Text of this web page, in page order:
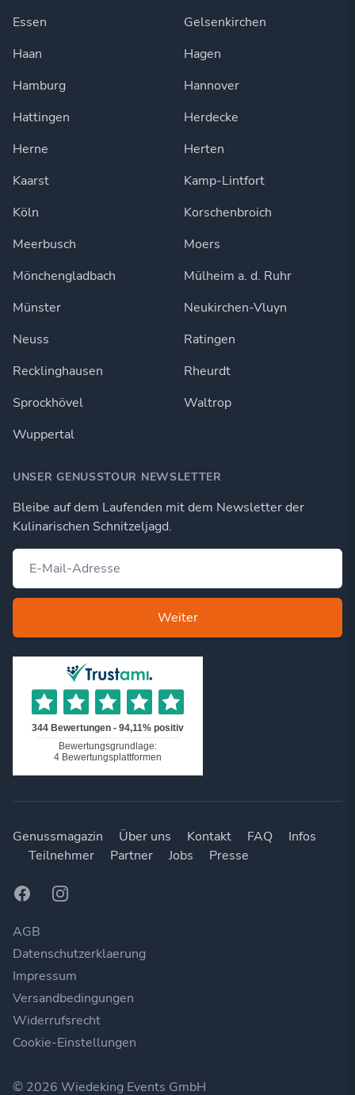
Essen
Gelsenkirchen
Haan
Hagen
Hamburg
Hannover
Hattingen
Herdecke
Herne
Herten
Kaarst
Kamp-Lintfort
Köln
Korschenbroich
Meerbusch
Moers
Mönchengladbach
Mülheim a. d. Ruhr
Münster
Neukirchen-Vluyn
Neuss
Ratingen
Recklinghausen
Rheurdt
Sprockhövel
Waltrop
Wuppertal
UNSER GENUSSTOUR NEWSLETTER
Bleibe auf dem Laufenden mit dem Newsletter der
Kulinarischen Schnitzeljagd.
Weiter
Genussmagazin Über uns Kontakt FAQ
Infos
Teilnehmer
Partner Jobs Presse
FacebookInstagram
AGB
Datenschutzerklaerung
Impressum
Versandbedingungen
Widerrufsrecht
Cookie-Einstellungen
© 2026 Wiedeking Events GmbH